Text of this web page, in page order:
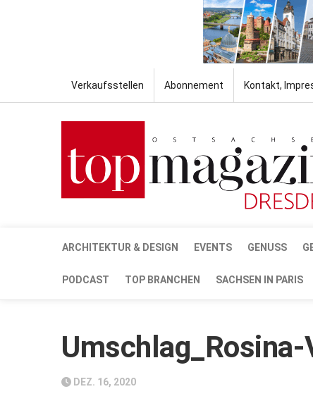
Verkaufsstellen Abonnement Kontakt,
ARCHITEKTUR & DESIGN EVENTS GENUSS
PODCAST TOP BRANCHEN SACHSEN IN PARIS
Umschlag_Rosina-
DEZ. 16, 2020